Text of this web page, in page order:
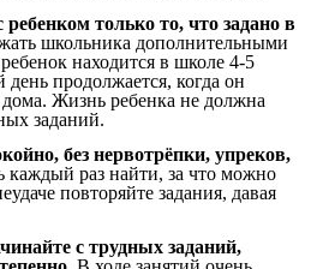
только то, что задано в
школьника дополнительными
находится в школе 4-5
день продолжается, когда он
Жизнь ребенка не должна
заданий.
без нервотрёпки, упреков,
каждый раз найти, за что можно
повторяйте задания, давая
с трудных заданий,